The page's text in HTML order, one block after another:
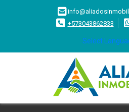
+573043862833
Select